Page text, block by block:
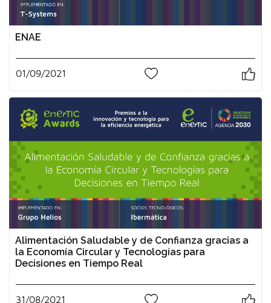
ENAE
01/09/2021
Alimentación Saludable y de Confianza gracias a
la Economía Circular y Tecnologías para
Decisiones en Tiempo Real
31/08/2021